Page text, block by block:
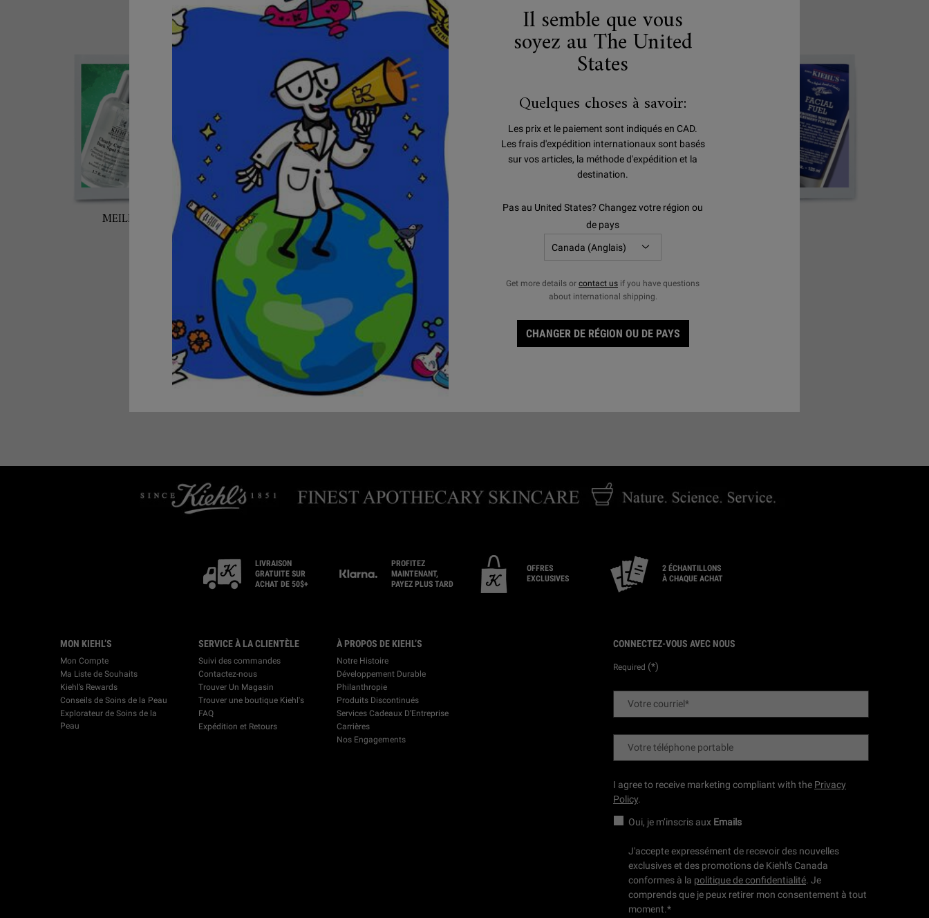
MEILLEURS VENDEURS ULTRA FACIAL PROTECTION SOLAIRE
ENVOYEZ-NOUS UN
COURRIEL
RÉSERVER UNE
TROUVER UN MAGASIN
LIVRAISON
GRATUITE SUR
ACHAT DE 50$+
PROFITEZ
MAINTENANT,
PAYEZ PLUS TARD
OFFRES
EXCLUSIVES
2 ÉCHANTILLONS
À CHAQUE ACHAT
MON KIEHL’S
Mon Compte
Ma Liste de Souhaits
Kiehl’s Rewards
Conseils de Soins de la Peau
Explorateur de Soins de la
Peau
SERVICE À LA CLIENTÈLE
Suivi des commandes
Contactez-nous
Trouver Un Magasin
Trouver une boutique Kiehl's
FAQ
Expédition et Retours
À PROPOS DE KIEHL’S
Notre Histoire
Développement Durable
Philanthropie
Produits Discontinués
Services Cadeaux D’Entreprise
Carrières
Nos Engagements
CONNECTEZ-VOUS AVEC NOUS
Required (*)
Votre courriel*
Votre téléphone portable
I agree to receive marketing compliant with the Privacy
Policy.
Oui, je m’inscris aux Emails
J'accepte expressément de recevoir des nouvelles
exclusives et des promotions de Kiehl's Canada
conformes à la politique de confidentialité. Je
comprends que je peux retirer mon consentement à tout
moment.*
Il semble que vous
soyez au The United
States
Quelques choses à savoir:
Les prix et le paiement sont indiqués en CAD.
Les frais d'expédition internationaux sont basés
sur vos articles, la méthode d'expédition et la
destination.
Pas au United States? Changez votre région ou
de pays
Get more details or contact us if you have questions
about international shipping.
CHANGER DE RÉGION OU DE PAYS